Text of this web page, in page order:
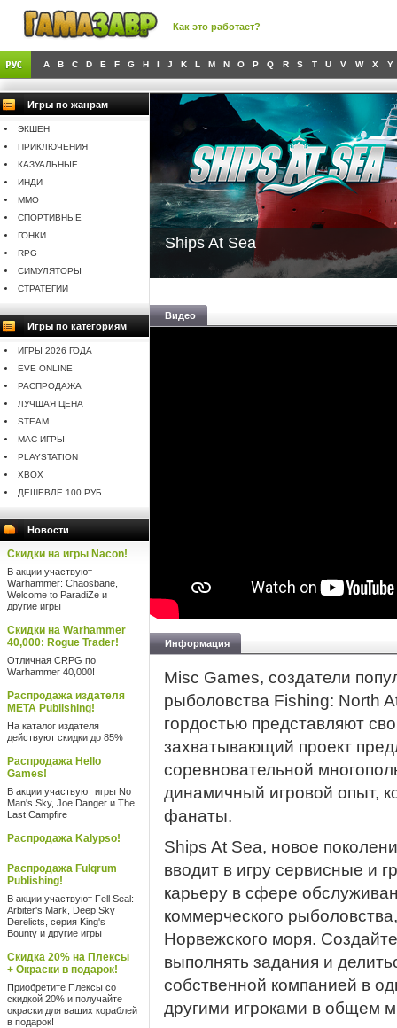
Как это работает?
A B C D E F G H I J K L M N O P Q R S T U V W X Y
Игры по жанрам
ЭКШЕН
ПРИКЛЮЧЕНИЯ
КАЗУАЛЬНЫЕ
ИНДИ
MMO
СПОРТИВНЫЕ
ГОНКИ
RPG
СИМУЛЯТОРЫ
СТРАТЕГИИ
Игры по категориям
ИГРЫ 2026 ГОДА
EVE ONLINE
РАСПРОДАЖА
ЛУЧШАЯ ЦЕНА
STEAM
MAC ИГРЫ
PLAYSTATION
XBOX
ДЕШЕВЛЕ 100 РУБ
Новости
Скидки на игры Nacon!
В акции участвуют
Warhammer: Chaosbane,
Welcome to ParadiZe и
другие игры
Скидки на Warhammer
40,000: Rogue Trader!
Отличная CRPG по
Warhammer 40,000!
Распродажа издателя
META Publishing!
На каталог издателя
действуют скидки до 85%
Распродажа Hello
Games!
В акции участвуют игры No
Man's Sky, Joe Danger и The
Last Campfire
Распродажа Kalypso!
Распродажа Fulqrum
Publishing!
В акции участвуют Fell Seal:
Arbiter's Mark, Deep Sky
Derelicts, серия King's
Bounty и другие игры
Скидка 20% на Плексы
+ Окраски в подарок!
Приобретите Плексы со
скидкой 20% и получайте
окраски для ваших кораблей
в подарок!
Ships At Sea
Видео
Информация
Misc Games, создатели
рыболовства Fishing: North
гордостью представляют
захватывающий проект
соревновательной
динамичный игровой опыт,
фанаты.
Ships At Sea, новое
вводит в игру сервисные и
карьеру в сфере
коммерческого
Норвежского моря.
выполнять задания и
собственной компанией в
другими игроками в общем